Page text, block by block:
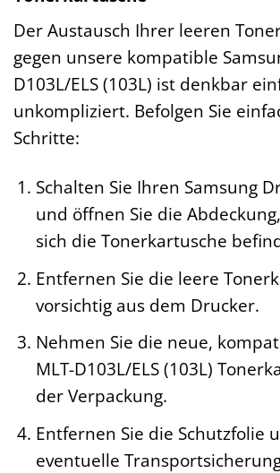
Der Austausch Ihrer leeren
gegen unsere kompatible
D103L/ELS (103L) ist denkbar
unkompliziert. Befolgen Sie
Schritte:
Schalten Sie Ihren Samsung
und öffnen Sie die
sich die Tonerkartusche
Entfernen Sie die leere
vorsichtig aus dem Drucker.
Nehmen Sie die neue,
MLT-D103L/ELS (103L)
der Verpackung.
Entfernen Sie die Schutzfolie
eventuelle